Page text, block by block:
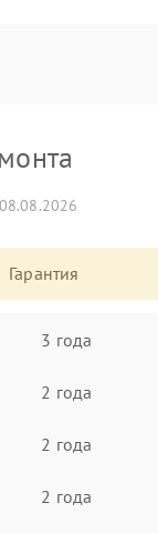
Гарантия
3 года
2 года
2 года
2 года